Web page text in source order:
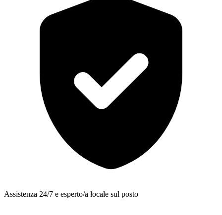
Assistenza 24/7 e esperto/a locale sul posto